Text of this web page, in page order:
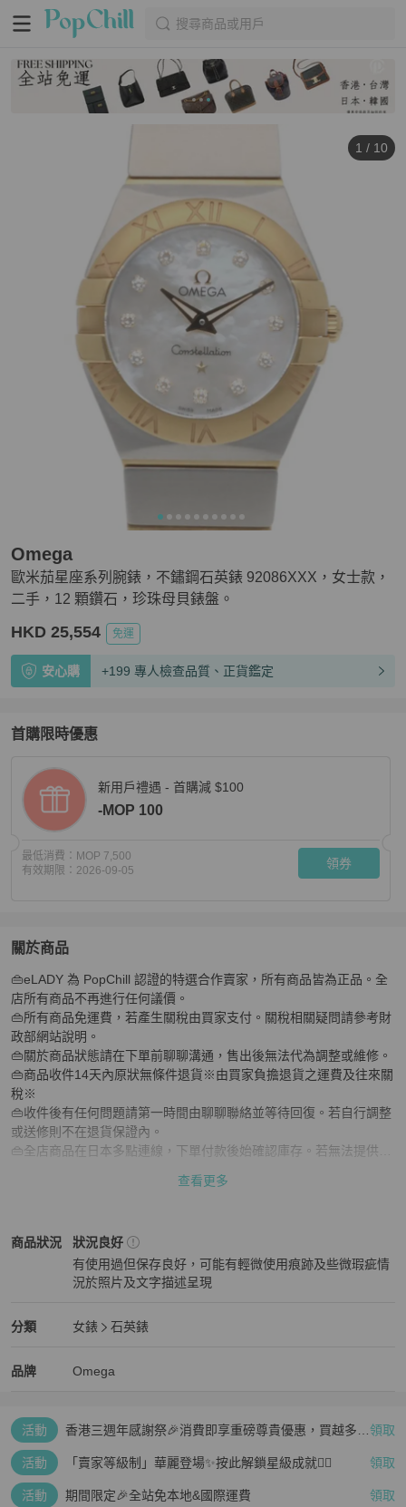
搜尋商品或用戶
1 / 10
歐米茄星座系列腕錶，不鏽鋼石英錶 92086XXX，女士款，
二手，12 顆鑽石，珍珠母貝錶盤。
Omega
HKD 25,554 免運
安心購 +199 專人檢查品質、正貨鑑定
首購限時優惠
新用戶禮遇 - 首購減 $100
-MOP 100
最低消費： MOP 7,500
有效期限： 2026-09-05 領券
關於商品
關於歐米茄星座系列腕錶，不鏽鋼石英錶 92086XXX，女士
👜eLADY 為 PopChill 認證的特選合作賣家，所有商品皆為正品。全
店所有商品不再進行任何議價。
👜所有商品免運費，若產生關稅由買家支付。關稅相關疑問請參考財
政部網站說明。
👜關於商品狀態請在下單前聊聊溝通，售出後無法代為調整或維修。
👜商品收件14天內原狀無條件退貨※由買家負擔退貨之運費及往來關
稅※
👜收件後有任何問題請第一時間由聊聊聯絡並等待回復。若自行調整
或送修則不在退貨保證內。
👜全店商品在日本多點連線，下單付款後始確認庫存。若無法提供商
👜庫存確認後於7個日本工作天內出貨直寄買家地址。
配件，表示不附任何配件。
👜所有手錶商品皆不保證防水功能。
👜商品照片皆與商品同時上架，不會進行補拍。出貨前會再次確認商
👜本店商品眾多，聊聊訊息於2個日本工作日內回復。
性別：女性
材質（錶帶）：不鏽鋼、18K黃金
機芯：石英
錶殼直徑：24.5毫米/0.96英寸
手腕尺寸：16厘米/6.29英寸
成色：二手（良好）
查看更多
商品狀況
Omega女錶商品狀態與細節
狀況良好
有使用過但保存良好，可能有輕微使用痕跡及些微瑕疵情
況於照片及文字描述呈現
分類
Omega 女錶分類資訊
女錶
石英錶
品牌
Omega 精品女錶品牌介紹
Omega
Omega 推薦清單
活動
香港三週年感謝祭🎉消費即享重磅尊貴優惠，買越多、 領取
活動 「賣家等級制」華麗登場✨按此解鎖星級成就👆🏻 領取
活動 期間限定🎉全站免本地&國際運費 領取